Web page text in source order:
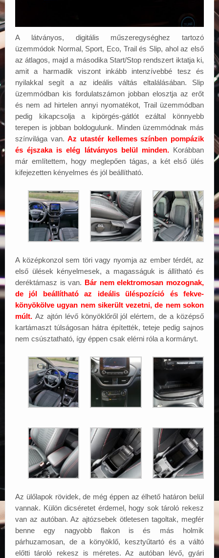
A látványos, digitális műszeregységhez tartozó
üzemmódok Normal, Sport, Eco, Trail és Slip, ahol az első
az átlagos, majd a másodika Start/Stop rendszert iktatja ki,
amit a harmadik viszont inkább intenzívebbé tesz és
nyilakkal segít a az ideális váltás eltalálásában. Slip
üzemmódban kis fordulatszámon jobban elosztja az erőt
és nem ad hirtelen annyi nyomatékot, Trail üzemmódban
pedig kikapcsolja a kipörgés-gátlót ezáltal könnyebb
terepen is jobban boldogulunk. Minden üzemmódnak más
színvilága van.Az utastér kellemes színben pompázik
és éjszaka is elég látványos belül minden.Korábban
már említettem, hogy meglepően tágas, a két első ülés
kifejezetten kényelmes és jól beállítható.
A középkonzol sem töri vagy nyomja az ember térdét, az
első ülések kényelmesek, a magasságuk is állítható és
deréktámasz is van. Bár nem elektromosan mozognak,
de jól beállítható az ideális üléspozíció és fekve-
könyökölve ugyan nem sikerült vezetni, de nem sokon
múlt. Az ajtón lévő könyöklőről jól elértem, de a középső
kartámaszt túlságosan hátra építették, teteje pedig sajnos
nem csúsztatható, így éppen csak elérni róla a kormányt.
Az ülőlapok rövidek, de még éppen az élhető határon belül
vannak. Külön dicséretet érdemel, hogy sok tároló rekesz
van az autóban. Az ajtózsebek ötletesen tagoltak, megfér
benne egy nagyobb flakon is és más holmik
párhuzamosan, de a könyöklő, kesztyűtartó és a váltó
előtti tároló rekesz is méretes. Az autóban lévő, gyári